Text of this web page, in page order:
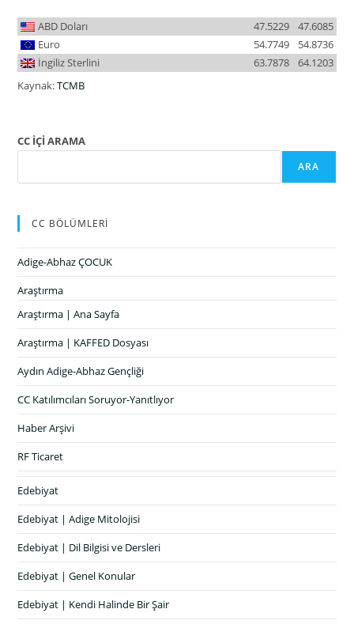
ABD Doları 47.6085
47.5229
Euro
54.8736
54.7749
İngiliz Sterlini
64.1203
63.7878
Kaynak:TCMB
CC İÇİ ARAMA
ARA
CC BÖLÜMLERİ
Adige-Abhaz ÇOCUK
Araştırma
Araştırma | Ana Sayfa
Araştırma | KAFFED Dosyası
Aydın Adige-Abhaz Gençliği
CC Katılımcıları Soruyor-Yanıtlıyor
Haber Arşivi
RF Ticaret
Edebiyat
Edebiyat | Adige Mitolojisi
Edebiyat | Dil Bilgisi ve Dersleri
Edebiyat | Genel Konular
Edebiyat | Kendi Halinde Bir Şair